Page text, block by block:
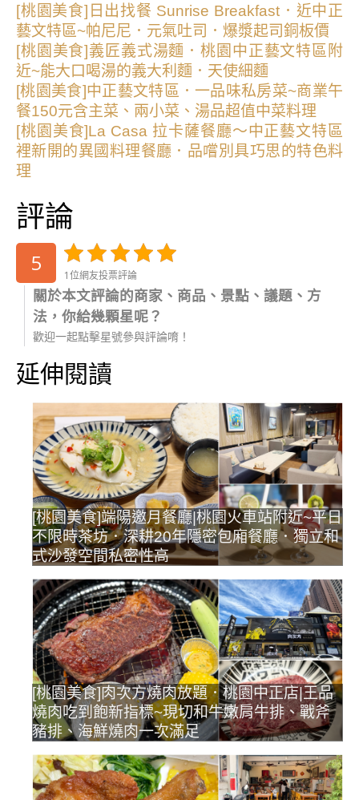
[桃園美食]日出找餐 Sunrise Breakfast．近中正
藝文特區~帕尼尼．元氣吐司．爆漿起司銅板價
[桃園美食]義匠義式湯麵．桃園中正藝文特區附
近~能大口喝湯的義大利麵．天使細麵
[桃園美食]中正藝文特區．一品味私房菜~商業午
餐150元含主菜、兩小菜、湯品超值中菜料理
[桃園美食]La Casa 拉卡薩餐廳～中正藝文特區
裡新開的異國料理餐廳．品嚐別具巧思的特色料
理
評論
5 1位網友投票評論
關於本文評論的商家、商品、景點、議題、方
法，你給幾顆星呢？
歡迎一起點擊星號參與評論唷！
延伸閱讀
[桃園美食]端陽邀月餐廳|桃園火車站附近~平日
不限時茶坊．深耕20年隱密包廂餐廳．獨立和
式沙發空間私密性高
[桃園美食]肉次方燒肉放題．桃園中正店|王品
燒肉吃到飽新指標~現切和牛嫩肩牛排、戰斧
豬排、海鮮燒肉一次滿足